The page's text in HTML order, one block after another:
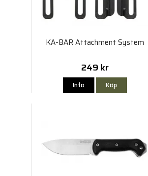
KA-BAR Attachment System
249 kr
Info Köp